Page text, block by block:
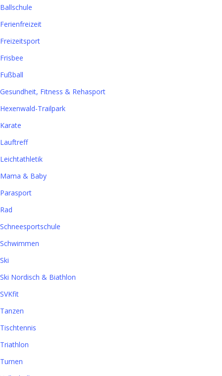
Ballschule
Ferienfreizeit
Freizeitsport
Frisbee
Fußball
Gesundheit, Fitness & Rehasport
Hexenwald-Trailpark
Karate
Lauftreff
Leichtathletik
Mama & Baby
Parasport
Rad
Schneesportschule
Schwimmen
Ski
Ski Nordisch & Biathlon
SVKfit
Tanzen
Tischtennis
Triathlon
Turnen